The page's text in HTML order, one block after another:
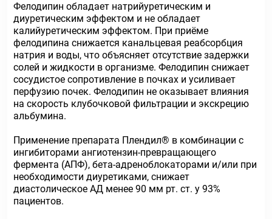
Фелодипин обладает натрийуретическим и
диуретическим эффектом и не обладает
калийуретическим эффектом. При приёме
фелодипина снижается канальцевая реабсорбция
натрия и воды, что объясняет отсутствие задержки
солей и жидкости в организме. Фелодипин снижает
сосудистое сопротивление в почках и усиливает
перфузию почек. Фелодипин не оказывает влияния
на скорость клубочковой фильтрации и экскрецию
альбумина.
Применение препарата Плендил® в комбинации с
ингибиторами ангиотензин-превращающего
фермента (АПФ), бета-адреноблокаторами и/или при
необходимости диуретиками, снижает
диастолическое АД менее 90 мм рт. ст. у 93%
пациентов.